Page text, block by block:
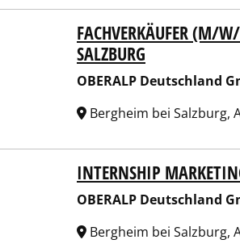
Deutschland GmbH
FACHVERKÄUFER (M/
SALZBURG
OBERALP Deutschland
Bergheim bei Salzburg,
Deutschland GmbH
INTERNSHIP
OBERALP Deutschland
Bergheim bei Salzburg,